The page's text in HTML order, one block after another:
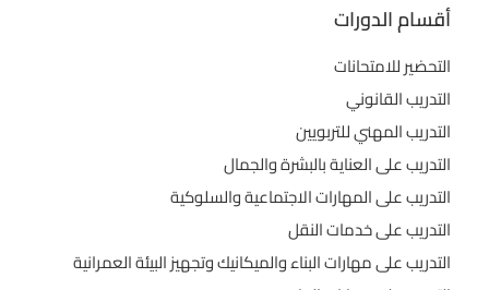
أقسام الدورات
التحضير للامتحانات
التدريب القانوني
التدريب المهني للتربويين
التدريب على العناية بالبشرة والجمال
التدريب على المهارات الاجتماعية والسلوكية
التدريب على خدمات النقل
التدريب على مهارات البناء والميكانيك وتجهيز البيئة العمرانية